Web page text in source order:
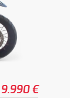
9.990 €